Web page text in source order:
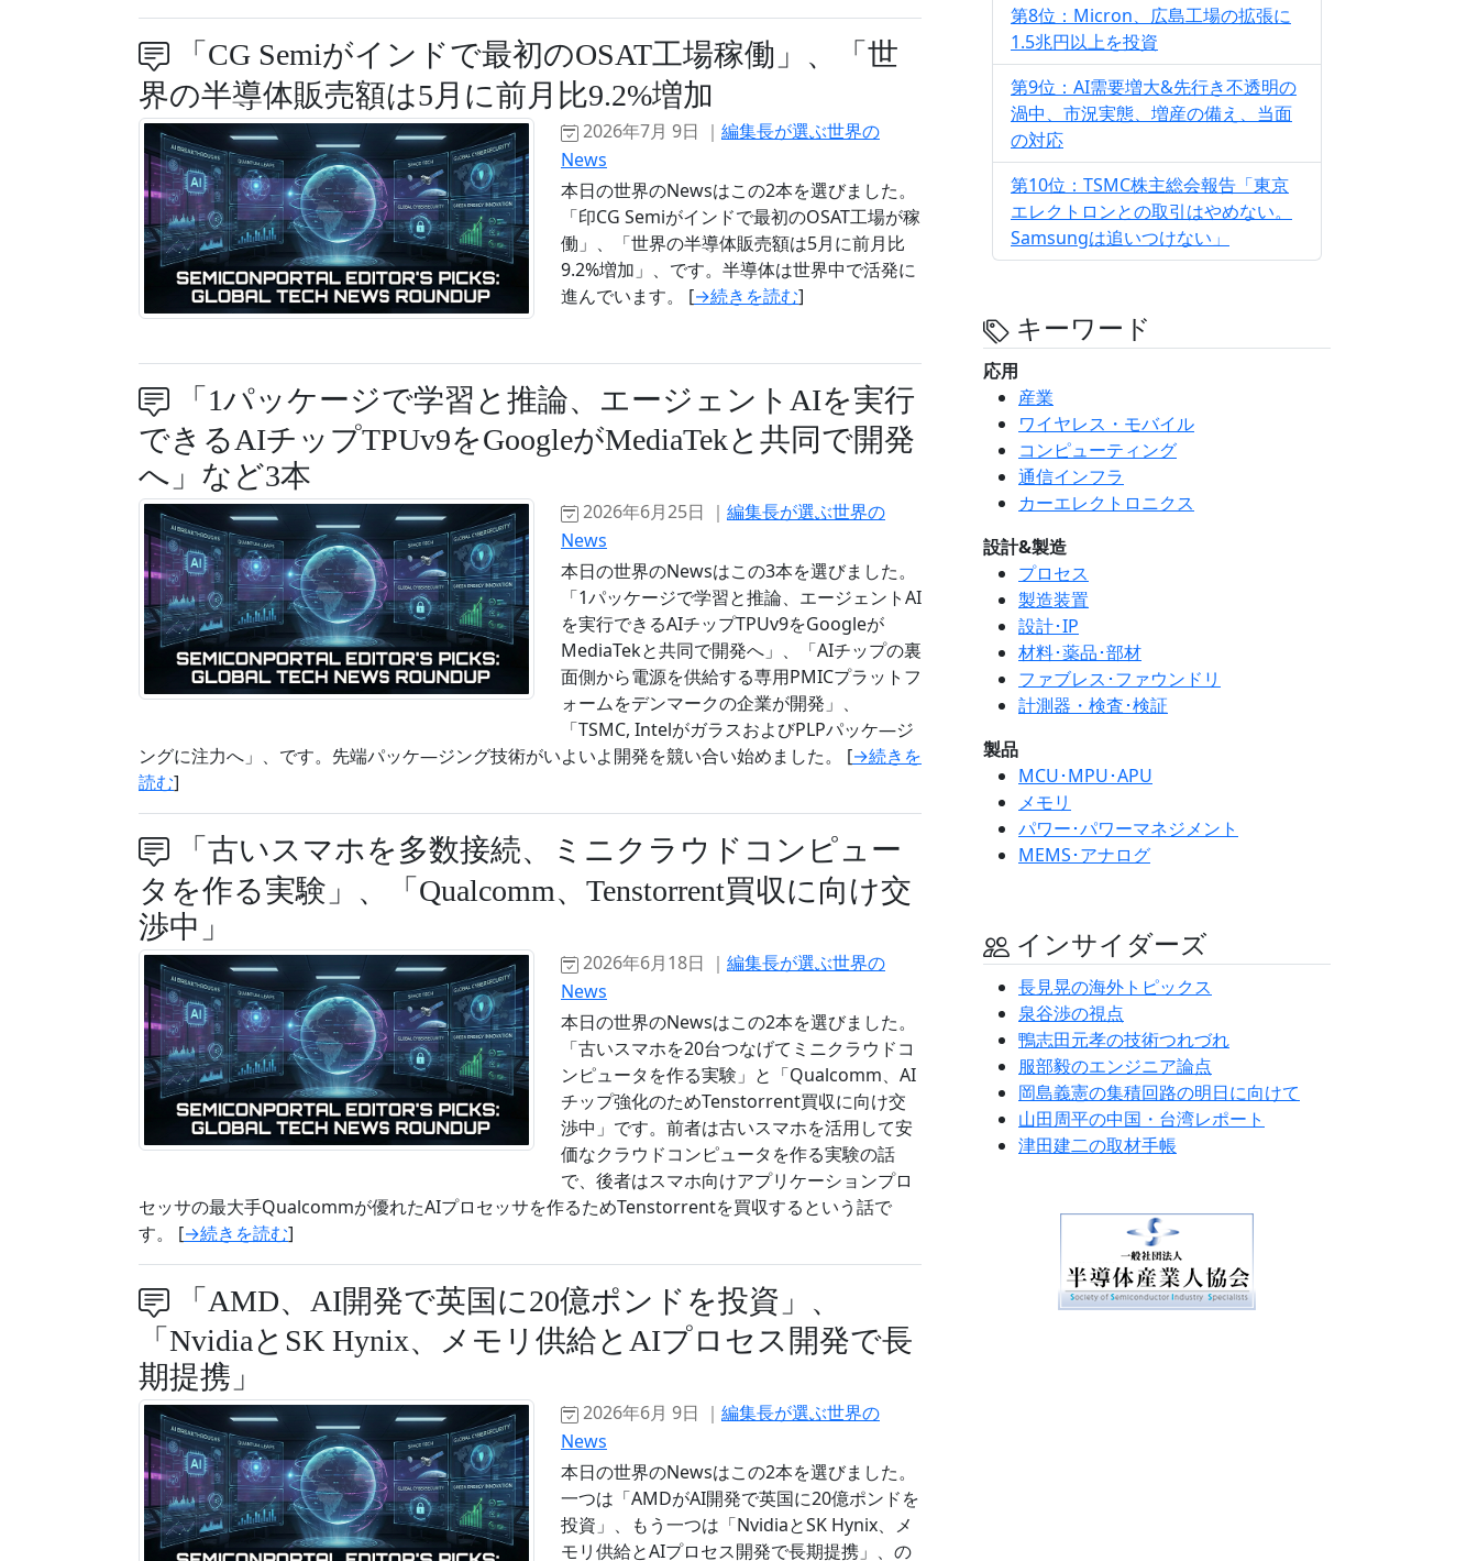
「CG Semiがインドで最初のOSAT工場稼働」、「世
界の半導体販売額は5月に前月比9.2%増加
2026年7月 9日 ｜ 編集長が選ぶ世界の
News
本日の世界のNewsはこの2本を選びました。
「印CG Semiがインドで最初のOSAT工場が稼
働」、「世界の半導体販売額は5月に前月比
9.2%増加」、です。半導体は世界中で活発に
進んでいます。 [→続きを読む]
「1パッケージで学習と推論、エージェントAIを実行
できるAIチップTPUv9をGoogleがMediaTekと共同で開発
へ」など3本
2026年6月25日 ｜ 編集長が選ぶ世界の
News
本日の世界のNewsはこの3本を選びました。
「1パッケージで学習と推論、エージェントAI
を実行できるAIチップTPUv9をGoogleが
MediaTekと共同で開発へ」、「AIチップの裏
面側から電源を供給する専用PMICプラットフ
ォームをデンマークの企業が開発」、
「TSMC, IntelがガラスおよびPLPパッケ―ジ
ングに注力へ」、です。先端パッケ―ジング技術がいよいよ開発を競い合い始めました。 [→続きを
読む]
「古いスマホを多数接続、ミニクラウドコンピュー
タを作る実験」、「Qualcomm、Tenstorrent買収に向け交
渉中」
2026年6月18日 ｜ 編集長が選ぶ世界の
News
本日の世界のNewsはこの2本を選びました。
「古いスマホを20台つなげてミニクラウドコ
ンピュータを作る実験」と「Qualcomm、AI
チップ強化のためTenstorrent買収に向け交
渉中」です。前者は古いスマホを活用して安
価なクラウドコンピュータを作る実験の話
で、後者はスマホ向けアプリケーションプロ
セッサの最大手Qualcommが優れたAIプロセッサを作るためTenstorrentを買収するという話で
す。 [→続きを読む]
「AMD、AI開発で英国に20億ポンドを投資」、
「NvidiaとSK Hynix、メモリ供給とAIプロセス開発で長
期提携」
2026年6月 9日 ｜ 編集長が選ぶ世界の
News
本日の世界のNewsはこの2本を選びました。
一つは「AMDがAI開発で英国に20億ポンドを
投資」、もう一つは「NvidiaとSK Hynix、メ
モリ供給とAIプロセス開発で長期提携」、の
第8位：Micron、広島工場の拡張に
1.5兆円以上を投資
第9位：AI需要増大&先行き不透明の
渦中、市況実態、増産の備え、当面
の対応
第10位：TSMC株主総会報告「東京
エレクトロンとの取引はやめない。
Samsungは追いつけない」
キーワード
応用
産業
ワイヤレス・モバイル
コンピューティング
通信インフラ
カーエレクトロニクス
設計&製造
プロセス
製造装置
設計･IP
材料･薬品･部材
ファブレス･ファウンドリ
計測器・検査･検証
製品
MCU･MPU･APU
メモリ
パワー･パワーマネジメント
MEMS･アナログ
インサイダーズ
長見晃の海外トピックス
泉谷渉の視点
鴨志田元孝の技術つれづれ
服部毅のエンジニア論点
岡島義憲の集積回路の明日に向けて
山田周平の中国・台湾レポート
津田建二の取材手帳